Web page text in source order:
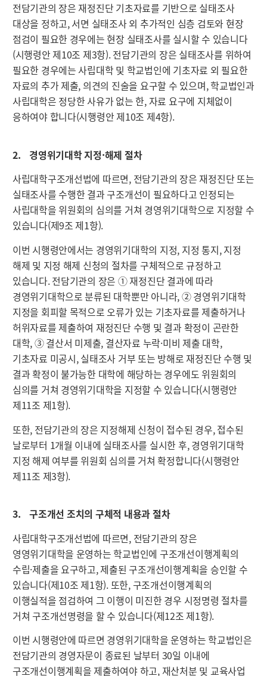
전담기관의 장은 재정진단 기초자료를 기반으로 실태조사
대상을 정하고, 서면 실태조사 외 추가적인 심층 검토와 현장
점검이 필요한 경우에는 현장 실태조사를 실시할 수 있습니다
(시행령안 제10조 제3항). 전담기관의 장은 실태조사를 위하여
필요한 경우에는 사립대학 및 학교법인에 기초자료 외 필요한
자료의 추가 제출, 의견의 진술을 요구할 수 있으며, 학교법인과
사립대학은 정당한 사유가 없는 한, 자료 요구에 지체없이
응하여야 합니다(시행령안 제10조 제4항).
2. 경영위기대학 지정·해제 절차
사립대학구조개선법에 따르면, 전담기관의 장은 재정진단 또는
실태조사를 수행한 결과 구조개선이 필요하다고 인정되는
사립대학을 위원회의 심의를 거쳐 경영위기대학으로 지정할 수
있습니다(제9조 제1항).
이번 시행령안에서는 경영위기대학의 지정, 지정 통지, 지정
해제 및 지정 해제 신청의 절차를 구체적으로 규정하고
있습니다. 전담기관의 장은 ① 재정진단 결과에 따라
경영위기대학으로 분류된 대학뿐만 아니라, ② 경영위기대학
지정을 회피할 목적으로 오류가 있는 기초자료를 제출하거나
허위자료를 제출하여 재정진단 수행 및 결과 확정이 곤란한
대학, ③ 결산서 미제출, 결산자료 누락·미비 제출 대학,
기초자료 미공시, 실태조사 거부 또는 방해로 재정진단 수행 및
결과 확정이 불가능한 대학에 해당하는 경우에도 위원회의
심의를 거쳐 경영위기대학을 지정할 수 있습니다(시행령안
제11조 제1항).
또한, 전담기관의 장은 지정해제 신청이 접수된 경우, 접수된
날로부터 1개월 이내에 실태조사를 실시한 후, 경영위기대학
지정 해제 여부를 위원회 심의를 거쳐 확정합니다(시행령안
제11조 제3항).
3. 구조개선 조치의 구체적 내용과 절차
사립대학구조개선법에 따르면, 전담기관의 장은
영영위기대학을 운영하는 학교법인에 구조개선이행계획의
수립·제출을 요구하고, 제출된 구조개선이행계획을 승인할 수
있습니다(제10조 제1항). 또한, 구조개선이행계획의
이행실적을 점검하여 그 이행이 미진한 경우 시정명령 절차를
거쳐 구조개선명령을 할 수 있습니다(제12조 제1항).
이번 시행령안에 따르면 경영위기대학을 운영하는 학교법인은
전담기관의 경영자문이 종료된 날부터 30일 이내에
구조개선이행계획을 제출하여야 하고, 재산처분 및 교육사업